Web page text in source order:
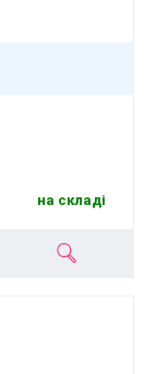
на складі